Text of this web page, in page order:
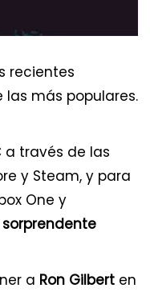
recientes
las más populares.
a través de las
y Steam, y para
One y
a Ron Gilbert en